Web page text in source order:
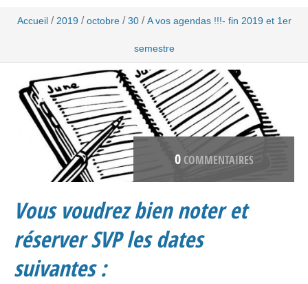
Accueil / 2019 / octobre / 30 / A vos agendas !!!- fin 2019 et 1er
semestre
0COMMENTAIRES
Vous voudrez bien noter et
réserver SVP les dates
suivantes :